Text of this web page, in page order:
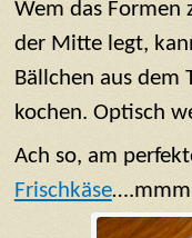
Wem das Formen
der Mitte legt,
Bällchen aus dem
kochen. Optisch
Ach so, am
Frischkäse